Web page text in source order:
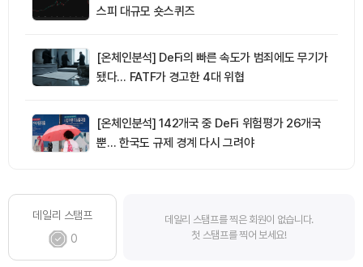
스피 대규모 숏스퀴즈
[온체인분석] DeFi의 빠른 속도가 범죄에도 무기가
됐다… FATF가 경고한 4대 위협
[온체인분석] 142개국 중 DeFi 위험평가 26개국
뿐… 한국도 규제 경계 다시 그려야
데일리 스탬프
0
데일리 스탬프를 찍은 회원이 없습니다.
첫 스탬프를 찍어 보세요!